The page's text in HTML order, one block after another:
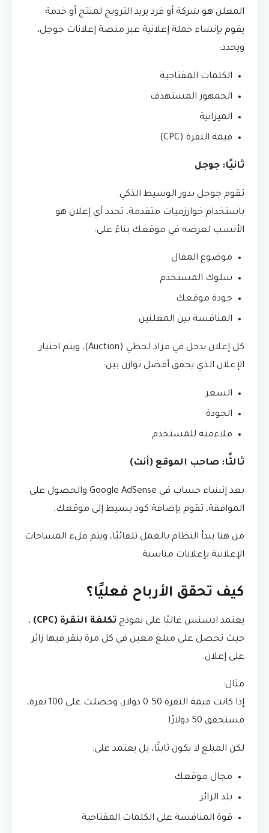
المعلن هو شركة أو فرد يريد الترويج لمنتج أو خدمة
يقوم بإنشاء حملة إعلانية عبر منصة إعلانات جوجل،
ويحدد:
الكلمات المفتاحية
الجمهور المستهدف
الميزانية
قيمة النقرة (CPC)
ثانيًا: جوجل
تقوم جوجل بدور الوسيط الذكي.
باستخدام خوارزميات متقدمة، تحدد أي إعلان هو
الأنسب لعرضه في موقعك بناءً على:
موضوع المقال
سلوك المستخدم
جودة موقعك
المنافسة بين المعلنين
كل إعلان يدخل في مزاد لحظي (Auction)، ويتم اختيار
الإعلان الذي يحقق أفضل توازن بين:
السعر
الجودة
ملاءمته للمستخدم
ثالثًا: صاحب الموقع (أنت)
بعد إنشاء حساب في Google AdSense والحصول على
الموافقة، تقوم بإضافة كود بسيط إلى موقعك.
من هنا يبدأ النظام بالعمل تلقائيًا، ويتم ملء المساحات
الإعلانية بإعلانات مناسبة
كيف تحقق الأرباح فعليًا؟
يعتمد ادسنس غالبًا على نموذج تكلفة النقرة (CPC)
،
حيث تحصل على مبلغ معين في كل مرة ينقر فيها زائر
على إعلان.
مثال:
إذا كانت قيمة النقرة 0.50 دولار، وحصلت على 100 نقرة،
فستحقق 50 دولارًا
لكن المبلغ لا يكون ثابتًا، بل يعتمد على:
مجال موقعك
بلد الزائر
قوة المنافسة على الكلمات المفتاحية